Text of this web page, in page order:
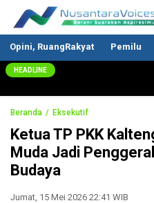
Nusantaravoices.id
Berani Suarakan Aspirasimu
Opini, RuangRakyat Pemilu
HEADLINE
Beranda Eksekutif
Ketua TP PKK
Muda Jadi
Budaya
Jumat, 15 Mei 2026 22:41 WIB